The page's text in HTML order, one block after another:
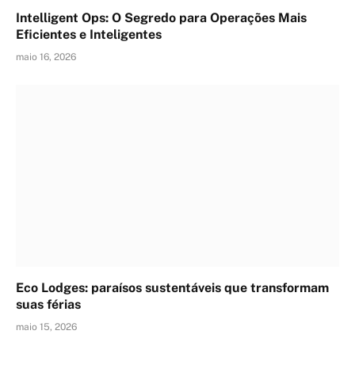
Intelligent Ops: O Segredo para Operações Mais
Eficientes e Inteligentes
maio 16, 2026
Eco Lodges: paraísos sustentáveis que transformam
suas férias
maio 15, 2026